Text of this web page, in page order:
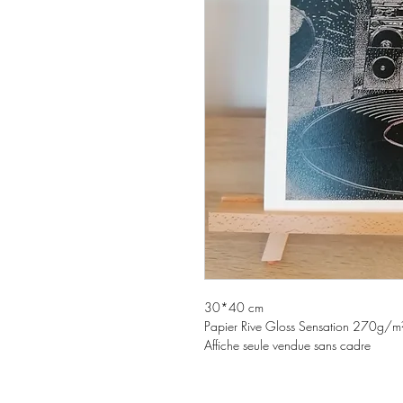
30*40 cm
Papier Rive Gloss Sensation 270g/
Affiche seule vendue sans cadre